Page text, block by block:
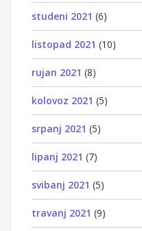
studeni 2021 (6)
listopad 2021 (10)
rujan 2021 (8)
kolovoz 2021 (5)
srpanj 2021 (5)
lipanj 2021 (7)
svibanj 2021 (5)
travanj 2021 (9)